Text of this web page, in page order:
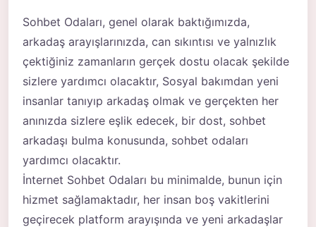
Sohbet Odaları, genel olarak baktığımızda,
arkadaş arayışlarınızda, can sıkıntısı ve yalnızlık
çektiğiniz zamanların gerçek dostu olacak şekilde
sizlere yardımcı olacaktır, Sosyal bakımdan yeni
insanlar tanıyıp arkadaş olmak ve gerçekten her
anınızda sizlere eşlik edecek, bir dost, sohbet
arkadaşı bulma konusunda, sohbet odaları
yardımcı olacaktır.
İnternet Sohbet Odaları bu minimalde, bunun için
hizmet sağlamaktadır, her insan boş vakitlerini
geçirecek platform arayışında ve yeni arkadaşlar